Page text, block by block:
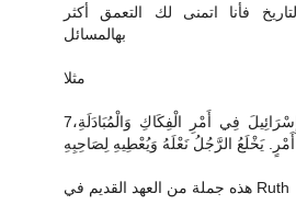
فأنا اتمنى لك التعمق أكثر
بهالمسائل
مثلا
7وَهذِهِ هِيَ الْعَادَةُ سَابِقًا فِي إِسْرَائِيلَ فِي أَمْرِ الْفِكَاكِ وَالْمُبَادَلَةِ،
هذه جملة من العهد القديم في Ruth